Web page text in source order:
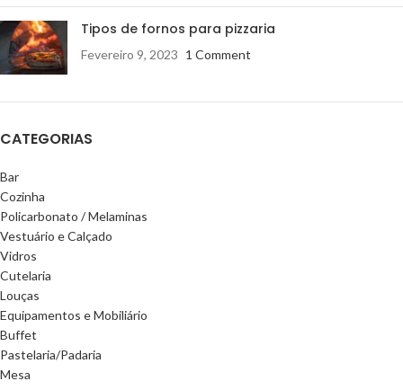
Tipos de fornos para pizzaria
Fevereiro 9, 2023 1 Comment
CATEGORIAS
Bar
Cozinha
Policarbonato / Melaminas
Vestuário e Calçado
Vidros
Cutelaria
Louças
Equipamentos e Mobiliário
Buffet
Pastelaria/Padaria
Mesa